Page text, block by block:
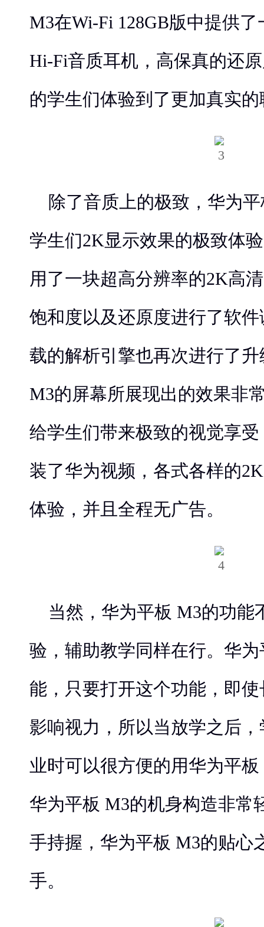
M3在Wi-Fi 128GB版中提供
Hi-Fi音质耳机，高保真的还
的学生们体验到了更加真实
除了音质上的极致，华为
学生们2K显示效果的极致体
用了一块超高分辨率的2K高
饱和度以及还原度进行了软
载的解析引擎也再次进行了
M3的屏幕所展现出的效果非
给学生们带来极致的视觉享
装了华为视频，各式各样的
体验，并且全程无广告。
当然，华为平板 M3的功能
验，辅助教学同样在行。华
能，只要打开这个功能，即
影响视力，所以当放学之后
业时可以很方便的用华为平
华为平板 M3的机身构造非常
手持握，华为平板 M3的贴心
手。